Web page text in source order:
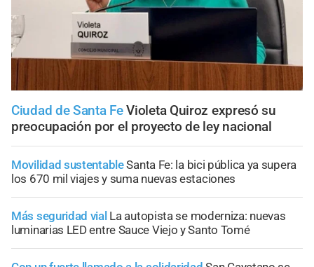
Ciudad de Santa Fe Violeta Quiroz expresó su
preocupación por el proyecto de ley nacional
Movilidad sustentableSanta Fe: la bici pública ya supera
los 670 mil viajes y suma nuevas estaciones
Más seguridad vial La autopista se moderniza: nuevas
luminarias LED entre Sauce Viejo y Santo Tomé